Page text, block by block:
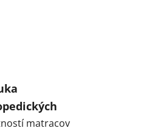
matracov